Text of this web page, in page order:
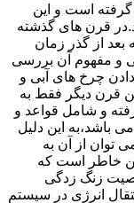
گرفته است و این
قرن های گذشته
بعد از گذر زمان
و مفهوم آن بررسی
چرخ های آبی و
قرن دیگر فقط به
و شامل قواعد و
باشد،به این دلیل
توان از آن به
خاطر است که
زنگ زدگی
انرژی در سیستم